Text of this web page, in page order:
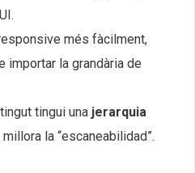
més fàcilment,
importar la grandària de
tingui una jerarquia
la “escaneabilidad”.